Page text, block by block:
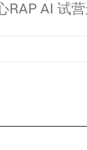
RAP AI 试